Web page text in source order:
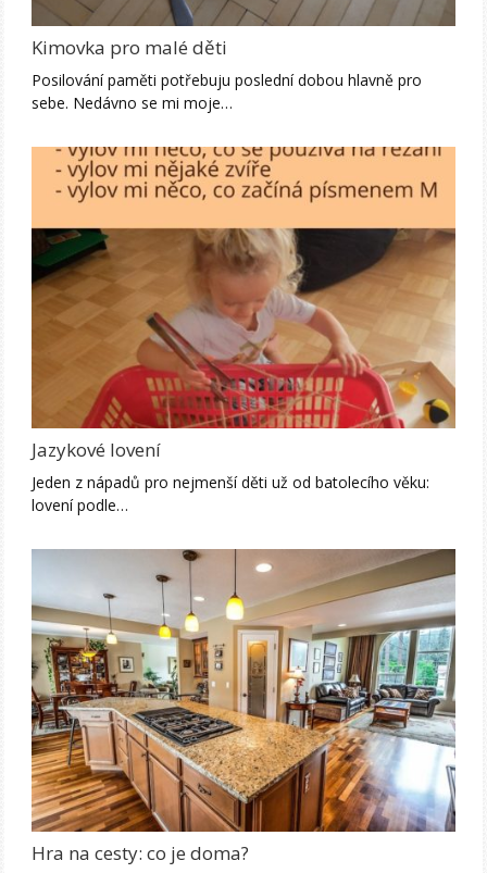
Kimovka pro malé děti
Posilování paměti potřebuju poslední dobou hlavně pro
sebe. Nedávno se mi moje…
Jazykové lovení
Jeden z nápadů pro nejmenší děti už od batolecího věku:
lovení podle…
Hra na cesty: co je doma?